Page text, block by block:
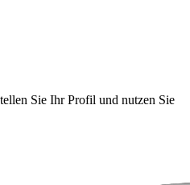
Sie Ihr Profil und nutzen Sie